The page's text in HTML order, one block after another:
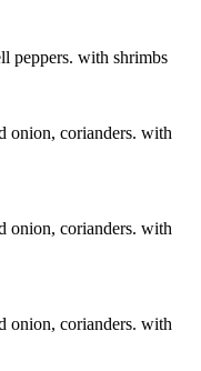
peppers. with shrimbs
onion, corianders. with
onion, corianders. with
onion, corianders. with